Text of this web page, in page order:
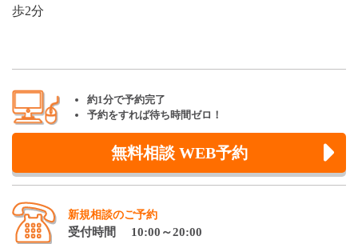
歩2分
約1分で予約完了
予約をすれば待ち時間ゼロ！
無料相談 WEB予約
新規相談のご予約
受付時間 10:00～20:00